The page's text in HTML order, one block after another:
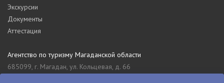
Экскурсии
Документы
Аттестация
Агентство по туризму Магаданской области
685099, г. Магадан, ул. Кольцевая, д. 66